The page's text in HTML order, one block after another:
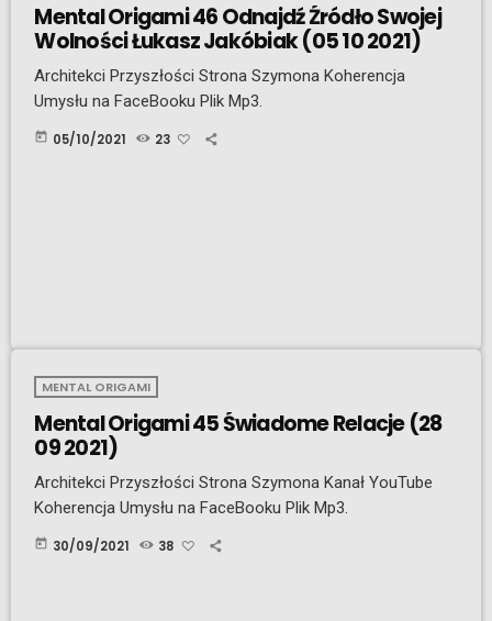
Mental Origami 46 Odnajdź Źródło Swojej
Wolności Łukasz Jakóbiak (05 10 2021)
Architekci Przyszłości Strona Szymona Koherencja
Umysłu na FaceBooku Plik Mp3.
today 05/10/2021 23
MENTAL ORIGAMI
Mental Origami 45 Świadome Relacje (28
09 2021)
Architekci Przyszłości Strona Szymona Kanał YouTube
Koherencja Umysłu na FaceBooku Plik Mp3.
today 30/09/2021 38